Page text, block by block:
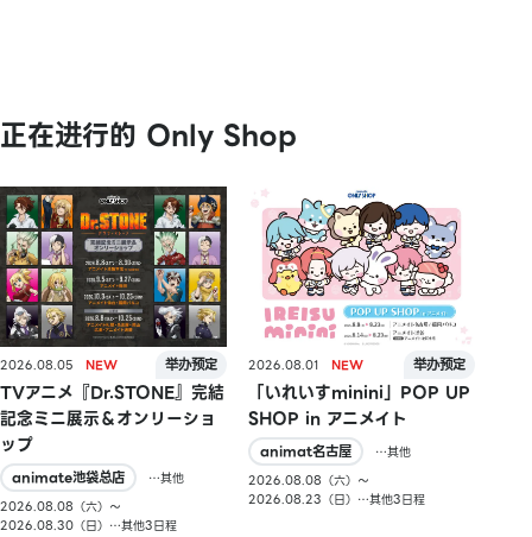
正在进行的 Only Shop
2026.08.05
TVアニメ『Dr.STONE』完結
記念ミニ展示＆オンリーショ
ップ
animate池袋总店
…其他
2026.08.08（六）〜
2026.08.30（日）…其他3日程
2026.08.01
「いれいすminini」POP UP
SHOP in アニメイト
animat名古屋
…其他
2026.08.08（六）〜
2026.08.23（日）…其他3日程